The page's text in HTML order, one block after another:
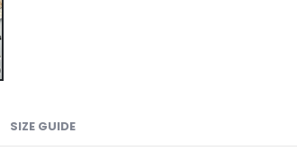
SIZE GUIDE